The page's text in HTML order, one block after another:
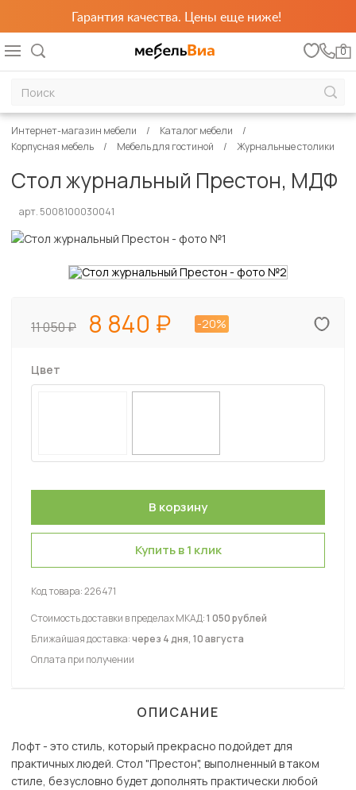
Гарантия качества. Цены еще ниже!
0
Интернет-магазин мебели
Каталог мебели
Корпусная мебель
Мебель для гостиной Журнальные столики
Стол журнальный Престон, МДФ
арт. 5008100030041
11 050 8 840 -20%
Цвет
Купить в 1 клик
Код товара:226471
Стоимость доставки в пределах МКАД:1 050 рублей
Ближайшая доставка:через 4 дня, 10 августа
Оплата при получении
ОПИСАНИЕ
Лофт - это стиль, который прекрасно подойдет для
практичных людей. Стол "Престон", выполненный в таком
стиле, безусловно будет дополнять практически любой